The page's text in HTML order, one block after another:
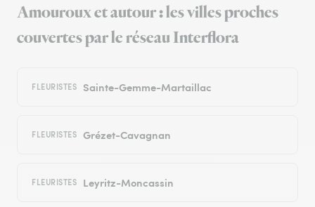
Amouroux et autour : les villes proches
couvertes par le réseau Interflora
FLEURISTES Sainte-Gemme-Martaillac
FLEURISTES Grézet-Cavagnan
FLEURISTES Leyritz-Moncassin